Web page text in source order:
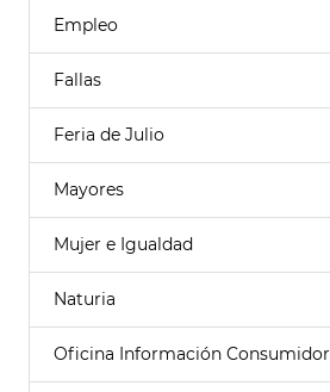
Empleo
Fallas
Feria de Julio
Mayores
Mujer e Igualdad
Naturia
Oficina Información Consumidor